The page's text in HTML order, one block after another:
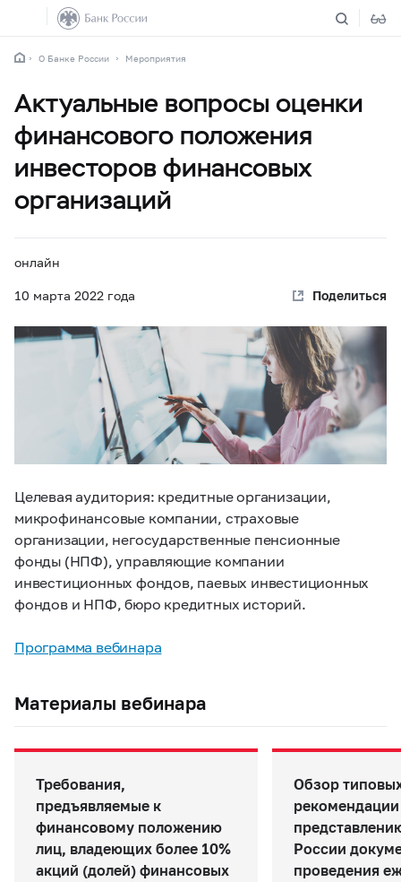
О Банке России Мероприятия
Актуальные вопросы оценки
финансового положения
инвесторов финансовых
организаций
10 марта 2022 года
онлайн
Поделиться
Целевая аудитория: кредитные организации,
микрофинансовые компании, страховые
организации, негосударственные пенсионные
фонды (НПФ), управляющие компании
инвестиционных фондов, паевых инвестиционных
фондов и НПФ, бюро кредитных историй.
Программа вебинара
Материалы вебинара
Требования,
предъявляемые к
финансовому положению
лиц, владеющих более 10%
акций (долей) финансовых
Обзор
России
проведения